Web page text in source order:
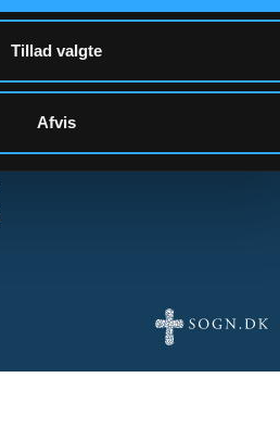
Tillad valgte
Afvis